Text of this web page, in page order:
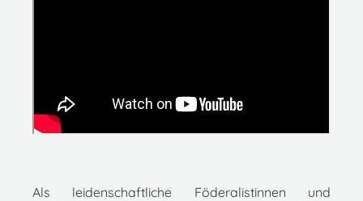
Als leidenschaftliche Föderalistinnen und